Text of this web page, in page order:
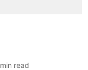
min read